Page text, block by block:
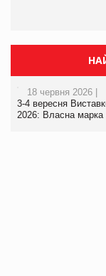
18 червня 2026 |
3-4 вересня
2026: Власна марка